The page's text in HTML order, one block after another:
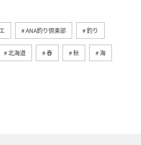
ANA釣り倶楽部 釣り
北海道 春 秋 海